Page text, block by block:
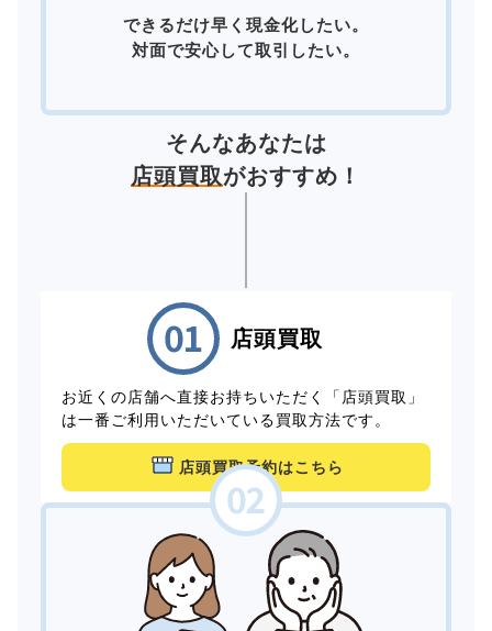
できるだけ早く現金化したい。
対面で安心して取引したい。
そんなあなたは
店頭買取がおすすめ！
店頭買取
お近くの店舗へ直接お持ちいただく「店頭買取」
は一番ご利用いただいている買取方法です。
店頭買取予約はこちら